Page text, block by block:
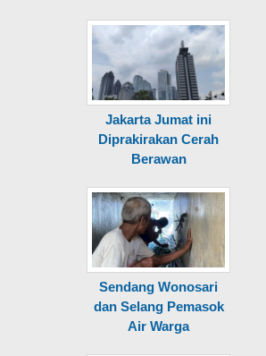
Jakarta Jumat ini
Diprakirakan Cerah
Berawan
Sendang Wonosari
dan Selang Pemasok
Air Warga